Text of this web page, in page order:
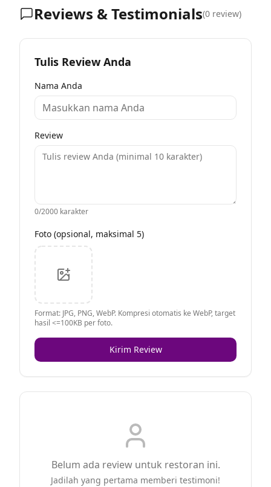
Reviews & Testimonials(0 review)
Tulis Review Anda
Nama Anda
Review
0/2000 karakter
Foto (opsional, maksimal 5)
Format: JPG, PNG, WebP. Kompresi otomatis ke WebP, target
hasil <=100KB per foto.
Kirim Review
Belum ada review untuk restoran ini.
Jadilah yang pertama memberi testimoni!